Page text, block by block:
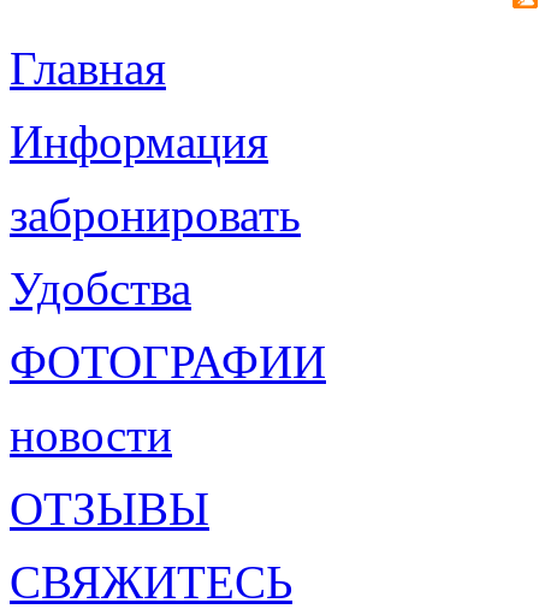
Главная
Информация
забронировать
Удобства
ФОТОГРАФИИ
новости
ОТЗЫВЫ
СВЯЖИТЕСЬ